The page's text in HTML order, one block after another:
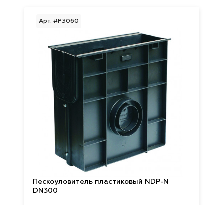
Арт. #P3060
Пескоуловитель пластиковый NDP-N
DN300